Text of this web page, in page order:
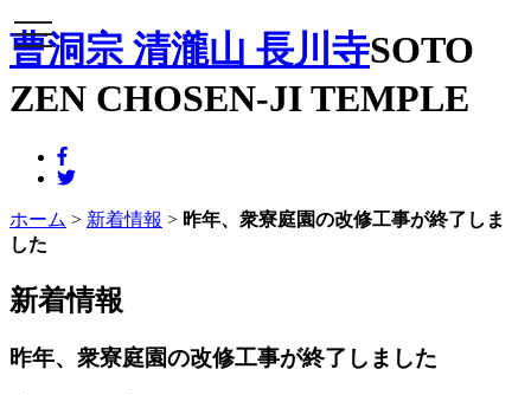
曹洞宗 清瀧山 長川寺SOTO
ZEN CHOSEN-JI TEMPLE
メニュー
ホーム > 新着情報 > 昨年、衆寮庭園の改修工事が終了しま
した
新着情報
昨年、衆寮庭園の改修工事が終了しました